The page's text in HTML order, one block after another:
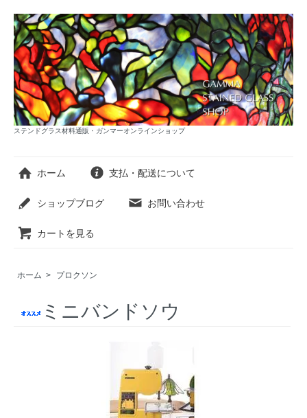
ステンドグラス材料通販・ガンマーオンラインショップ
ホーム 支払・配送について
ショップブログ お問い合わせ
カートを見る
ホーム > プロクソン
ミニバンドソウ